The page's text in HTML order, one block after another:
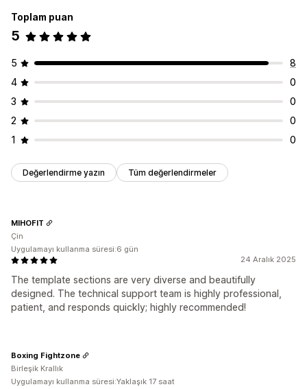
Toplam puan
5
5
8
4
0
3
0
2
0
1
0
Değerlendirme yazın Tüm değerlendirmeler
24 Aralık 2025
The template sections are very diverse and beautifully
designed. The technical support team is highly professional,
patient, and responds quickly; highly recommended!
MIHOFIT
Çin
Uygulamayı kullanma süresi:6 gün
Boxing Fightzone
Birleşik Krallık
Uygulamayı kullanma süresi:Yaklaşık 17 saat